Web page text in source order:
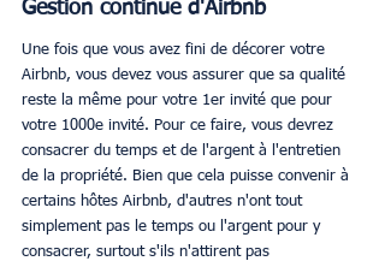
Gestion continue d'Airbnb
Une fois que vous avez fini de décorer votre
Airbnb, vous devez vous assurer que sa qualité
reste la même pour votre 1er invité que pour
votre 1000e invité. Pour ce faire, vous devrez
consacrer du temps et de l'argent à l'entretien
de la propriété. Bien que cela puisse convenir à
certains hôtes Airbnb, d'autres n'ont tout
simplement pas le temps ou l'argent pour y
consacrer, surtout s'ils n'attirent pas